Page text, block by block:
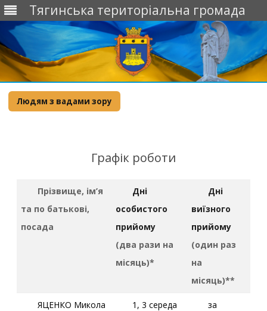
Тягинська територіальна громада
Людям з вадами зору
Графік роботи
Прізвище, ім’я
та по батькові,
посада
Дні
особистого
прийому
(два рази на
місяць)*
Дні
виїзного
прийому
(один раз
на
місяць)**
ЯЦЕНКО Микола
1, 3 cереда
за